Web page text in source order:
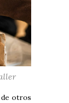
de otros